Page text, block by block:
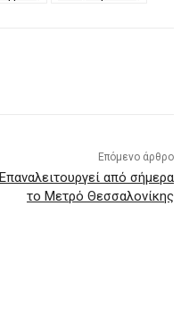
Επόμενο άρθρο
Επαναλειτουργεί από σήμερα
το Μετρό Θεσσαλονίκης